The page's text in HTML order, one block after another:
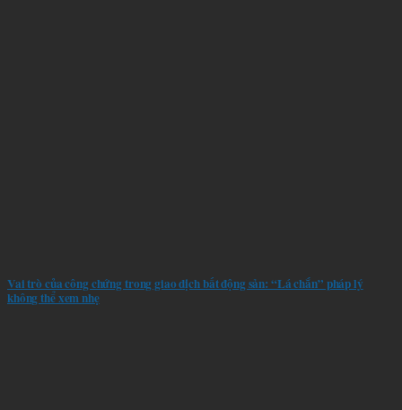
Vai trò của công chứng trong giao dịch bất động sản: “Lá chắn” pháp lý
không thể xem nhẹ